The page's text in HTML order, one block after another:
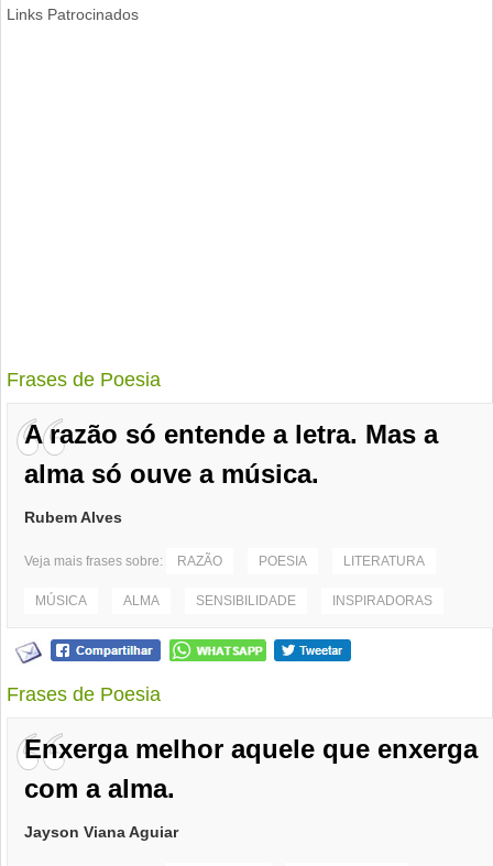
Links Patrocinados
Frases de Poesia
A razão só entende a letra. Mas a
alma só ouve a música.
Rubem Alves
Veja mais frases sobre: RAZÃO POESIA LITERATURA
MÚSICA ALMA SENSIBILIDADE INSPIRADORAS
Frases de Poesia
Enxerga melhor aquele que enxerga
com a alma.
Jayson Viana Aguiar